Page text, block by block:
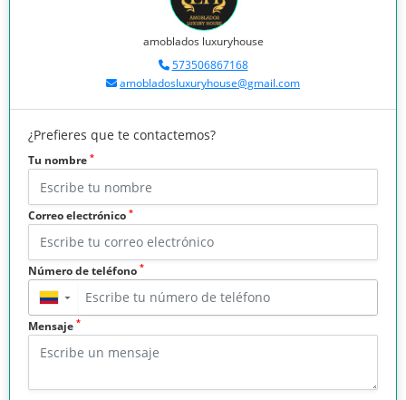
amoblados luxuryhouse
573506867168
amobladosluxuryhouse@gmail.com
¿Prefieres que te contactemos?
Tu nombre *
Correo electrónico *
Número de teléfono *
▼
Mensaje *